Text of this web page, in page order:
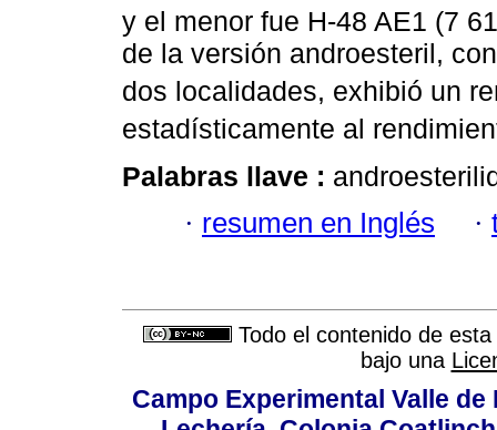
y el menor fue H-48 AE1 (7
de la versión androesteril,
dos localidades, exhibió un
estadísticamente al
Palabras llave :
· resumen en Inglés ·
Todo el contenido de
bajo una
Campo Experimental Valle